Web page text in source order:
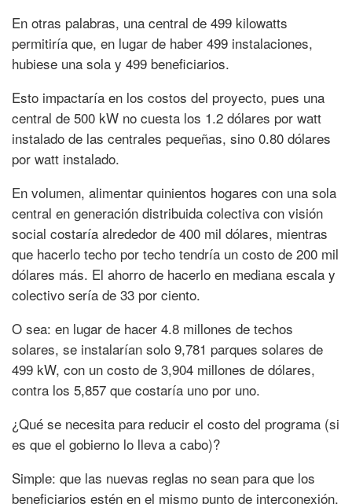
En otras palabras, una central de 499 kilowatts
permitiría que, en lugar de haber 499 instalaciones,
hubiese una sola y 499 beneficiarios.
Esto impactaría en los costos del proyecto, pues una
central de 500 kW no cuesta los 1.2 dólares por watt
instalado de las centrales pequeñas, sino 0.80 dólares
por watt instalado.
En volumen, alimentar quinientos hogares con una sola
central en generación distribuida colectiva con visión
social costaría alrededor de 400 mil dólares, mientras
que hacerlo techo por techo tendría un costo de 200 mil
dólares más. El ahorro de hacerlo en mediana escala y
colectivo sería de 33 por ciento.
O sea: en lugar de hacer 4.8 millones de techos
solares, se instalarían solo 9,781 parques solares de
499 kW, con un costo de 3,904 millones de dólares,
contra los 5,857 que costaría uno por uno.
¿Qué se necesita para reducir el costo del programa (si
es que el gobierno lo lleva a cabo)?
Simple: que las nuevas reglas no sean para que los
beneficiarios estén en el mismo punto de interconexión,